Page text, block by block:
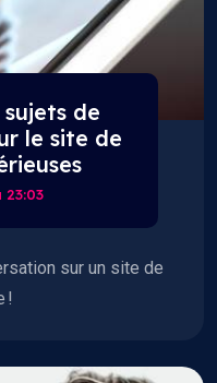
de
le site de
sur un site de
!